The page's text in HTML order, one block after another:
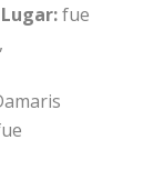
Lugar:fue